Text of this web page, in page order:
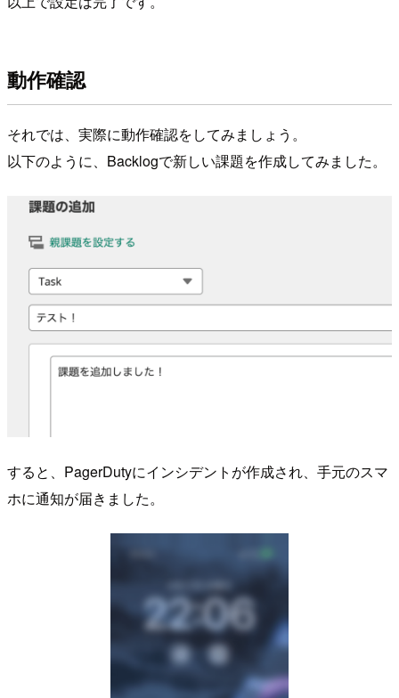
動作確認
それでは、実際に動作確認をしてみましょう。
以下のように、Backlogで新しい課題を作成してみました。
すると、PagerDutyにインシデントが作成され、手元のスマ
ホに通知が届きました。